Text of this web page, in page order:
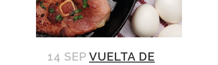
14 SEP VUELTA DE